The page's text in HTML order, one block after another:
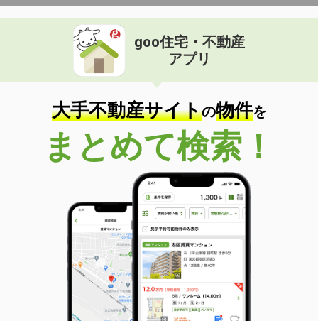
goo住宅・不動産
アプリ
大手不動産サイトの物件を
まとめて検索！